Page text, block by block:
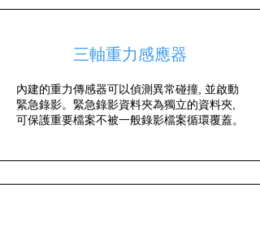
三軸重力感應器
內建的重力傳感器可以偵測異常碰撞, 並啟動
緊急錄影。緊急錄影資料夾為獨立的資料夾,
可保護重要檔案不被一般錄影檔案循環覆蓋。